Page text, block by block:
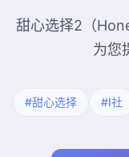
甜心选择2（
为您
#甜心选择 #I社